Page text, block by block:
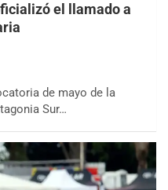
el llamado a
de mayo de la
Sur…